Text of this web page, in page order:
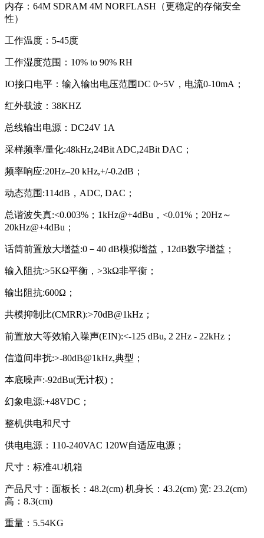
内存：64M SDRAM 4M NORFLASH（更稳定的存储安全
性）
工作温度：5-45度
工作湿度范围：10% to 90% RH
IO接口电平：输入输出电压范围DC 0~5V，电流0-10mA；
红外载波：38KHZ
总线输出电源：DC24V 1A
采样频率/量化:48kHz,24Bit ADC,24Bit DAC；
频率响应:20Hz–20 kHz,+/-0.2dB；
动态范围:114dB，ADC, DAC；
总谐波失真:<0.003%；1kHz@+4dBu，<0.01%；20Hz～
20kHz@+4dBu；
话筒前置放大增益:0－40 dB模拟增益，12dB数字增益；
输入阻抗:>5KΩ平衡，>3kΩ非平衡；
输出阻抗:600Ω；
共模抑制比(CMRR):>70dB@1kHz；
前置放大等效输入噪声(EIN):<-125 dBu, 2 2Hz - 22kHz；
信道间串扰:>-80dB@1kHz,典型；
本底噪声:-92dBu(无计权)；
幻象电源:+48VDC；
整机供电和尺寸
供电电源：110-240VAC 120W自适应电源；
尺寸：标准4U机箱
产品尺寸：面板长：48.2(cm) 机身长：43.2(cm) 宽: 23.2(cm)
高：8.3(cm)
重量：5.54KG